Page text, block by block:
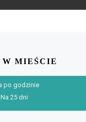
W MIEŚCIE
po godzinie
Na 25 dni